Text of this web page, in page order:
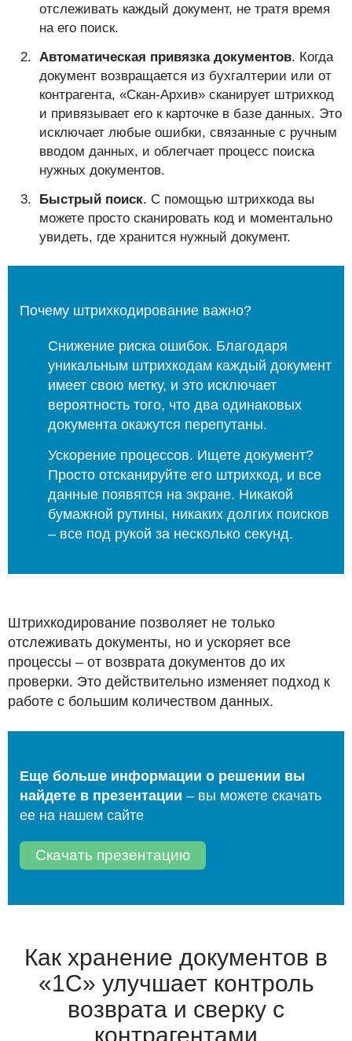
отслеживать каждый документ, не тратя время
на его поиск.
Автоматическая привязка документов. Когда
документ возвращается из бухгалтерии или от
контрагента, «Скан-Архив» сканирует штрихкод
и привязывает его к карточке в базе данных. Это
исключает любые ошибки, связанные с ручным
вводом данных, и облегчает процесс поиска
нужных документов.
Быстрый поиск. С помощью штрихкода вы
можете просто сканировать код и моментально
увидеть, где хранится нужный документ.
Почему штрихкодирование важно?
Снижение риска ошибок. Благодаря
уникальным штрихкодам каждый документ
имеет свою метку, и это исключает
вероятность того, что два одинаковых
документа окажутся перепутаны.
Ускорение процессов. Ищете документ?
Просто отсканируйте его штрихкод, и все
данные появятся на экране. Никакой
бумажной рутины, никаких долгих поисков
– все под рукой за несколько секунд.
Штрихкодирование позволяет не только
отслеживать документы, но и ускоряет все
процессы – от возврата документов до их
проверки. Это действительно изменяет подход к
работе с большим количеством данных.
Еще больше информации о решении вы
найдете в презентации – вы можете скачать
ее на нашем сайте
Скачать презентацию
Как хранение документов в
«1С» улучшает контроль
возврата и сверку с
контрагентами